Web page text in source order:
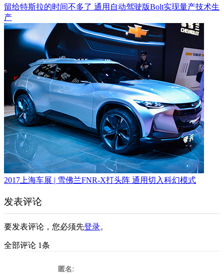
留给特斯拉的时间不多了 通用自动驾驶版Bolt实现量产技术生
产
2017上海车展 | 雪佛兰FNR-X打头阵 通用切入科幻模式
发表评论
要发表评论，您必须先登录。
全部评论 1条
匿名: